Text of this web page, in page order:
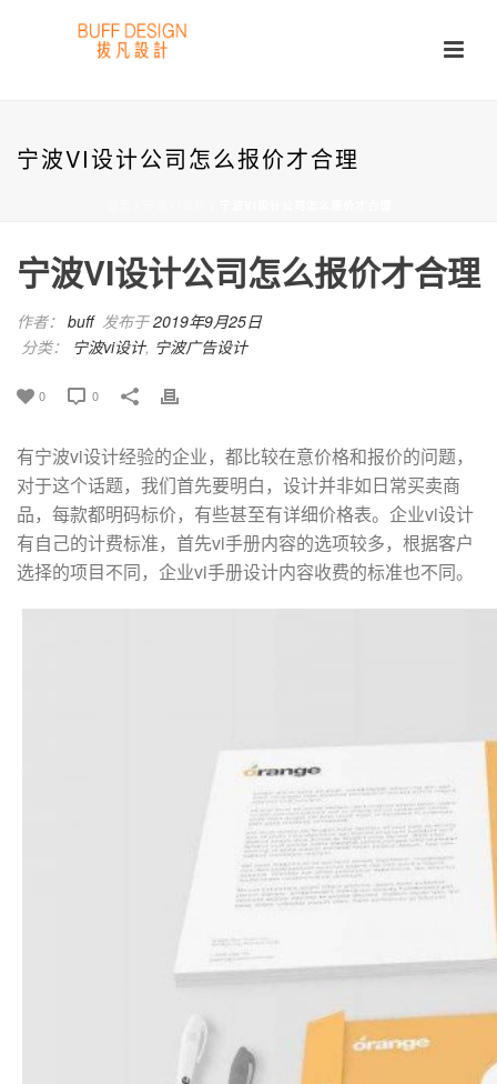
宁波VI设计公司怎么报价才合理
宁波VI设计公司怎么报价才合理
作者： buff 发布于2019年9月25日
分类： 宁波vi设计, 宁波广告设计
0 0
有宁波vi设计经验的企业，都比较在意价格和报价的问题，
对于这个话题，我们首先要明白，设计并非如日常买卖商
品，每款都明码标价，有些甚至有详细价格表。企业vi设计
有自己的计费标准，首先vi手册内容的选项较多，根据客户
选择的项目不同，企业vi手册设计内容收费的标准也不同。